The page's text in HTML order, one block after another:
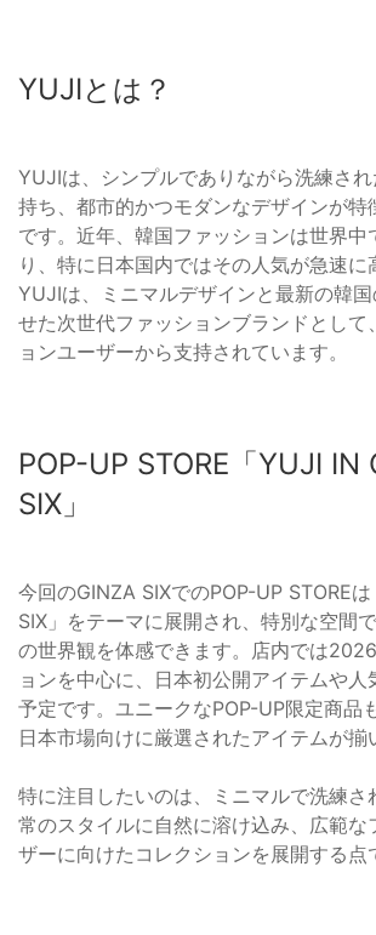
YUJIとは？
YUJIは、シンプルでありながら洗練さ
持ち、都市的かつモダンなデザインが特
です。近年、韓国ファッションは世界中
り、特に日本国内ではその人気が急速に
YUJIは、ミニマルデザインと最新の韓
せた次世代ファッションブランドとして
ョンユーザーから支持されています。
POP-UP STORE「YUJI IN
SIX」
今回のGINZA SIXでのPOP-UP STORE
SIX」をテーマに展開され、特別な空間
の世界観を体感できます。店内では
ョンを中心に、日本初公開アイテムや人
予定です。ユニークなPOP-UP限定商品
日本市場向けに厳選されたアイテムが揃
特に注目したいのは、ミニマルで洗練さ
常のスタイルに自然に溶け込み、広範な
ザーに向けたコレクションを展開する点